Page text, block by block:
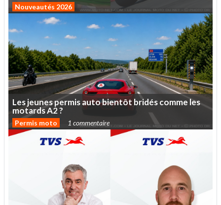
Nouveautés 2026
Lesjeunespermisautobientôt bridéscommeles
motardsA2?
Permis moto 1 commentaire